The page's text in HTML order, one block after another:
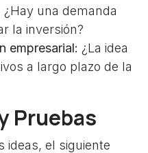
¿Hay una demanda
la inversión?
empresarial: ¿La idea
a largo plazo de la
Pruebas
ideas, el siguiente